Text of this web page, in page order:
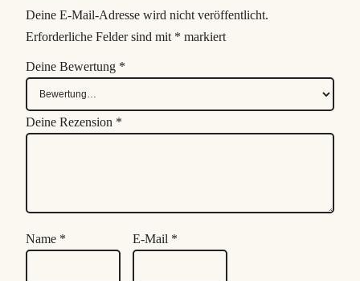
Deine E-Mail-Adresse wird nicht veröffentlicht.
Erforderliche Felder sind mit * markiert
Deine Bewertung *
Deine Rezension *
Name * E-Mail *